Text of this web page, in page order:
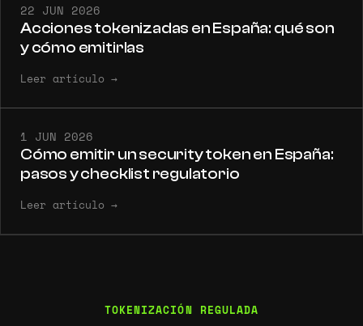
22 JUN 2026
Acciones tokenizadas en España: qué son
y cómo emitirlas
Leer artículo →
1 JUN 2026
Cómo emitir un security token en España:
pasos y checklist regulatorio
Leer artículo →
TOKENIZACIÓN REGULADA